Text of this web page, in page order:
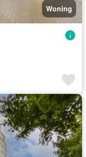
Woning